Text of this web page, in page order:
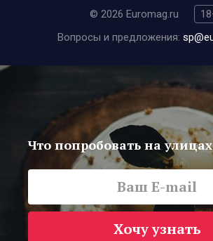
© 2026 Euromag.ru
Вопросы и предложения:
Что попробовать на
Хочу узнать